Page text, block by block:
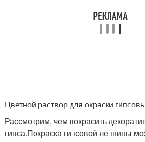
Цветной раствор для окраски
Рассмотрим, чем покрасить
гипса.Покраска гипсовой лепнины